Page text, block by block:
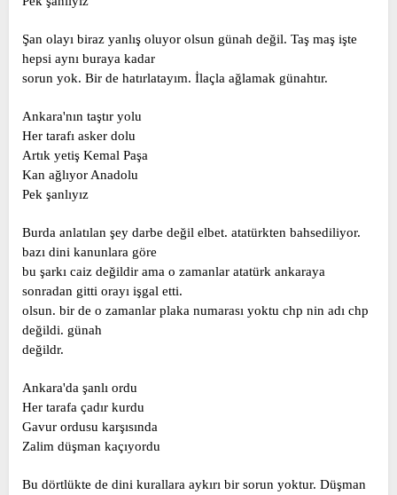
Şan olayı biraz yanlış oluyor olsun günah değil. Taş maş işte
hepsi aynı buraya kadar
sorun yok. Bir de hatırlatayım. İlaçla ağlamak günahtır.
Ankara'nın taştır yolu
Her tarafı asker dolu
Artık yetiş Kemal Paşa
Kan ağlıyor Anadolu
Pek şanlıyız
Burda anlatılan şey darbe değil elbet. atatürkten bahsediliyor.
bazı dini kanunlara göre
bu şarkı caiz değildir ama o zamanlar atatürk ankaraya
sonradan gitti orayı işgal etti.
olsun. bir de o zamanlar plaka numarası yoktu chp nin adı chp
değildi. günah
değildr.
Ankara'da şanlı ordu
Her tarafa çadır kurdu
Gavur ordusu karşısında
Zalim düşman kaçıyordu
Bu dörtlükte de dini kurallara aykırı bir sorun yoktur. Düşman